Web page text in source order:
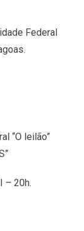
Federal
“O leilão”
– 20h.